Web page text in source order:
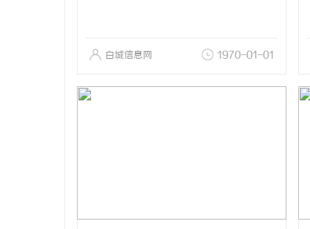
白城信息网 1970-01-01